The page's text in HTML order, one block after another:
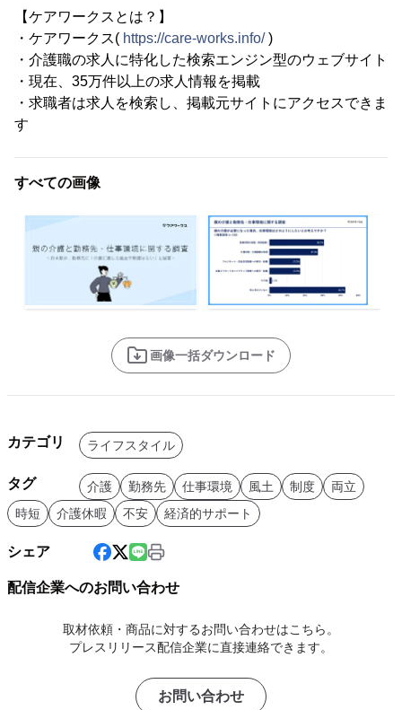
【ケアワークスとは？】
・ケアワークス( https://care-works.info/)
・介護職の求人に特化した検索エンジン型のウェブサイト
・現在、35万件以上の求人情報を掲載
・求職者は求人を検索し、掲載元サイトにアクセスできま
す
すべての画像
画像一括ダウンロード
カテゴリ ライフスタイル
タグ 介護 勤務先 仕事環境 風土 制度
両立
時短
介護休暇 不安 経済的サポート
シェア
配信企業へのお問い合わせ
取材依頼・商品に対するお問い合わせはこちら。
プレスリリース配信企業に直接連絡できます。
お問い合わせ